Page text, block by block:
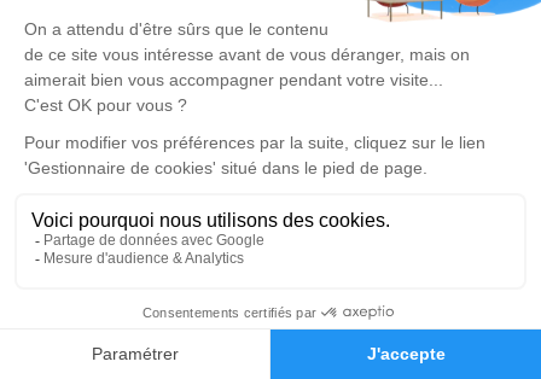
Faire-part Hommages
Un service de plantation d’arbre hommage estdisponible
lundi 22 janvier 2024 à 13h30
PASCAL MOSA Salle de cérémonie du
crématorium 2740 Route de Montmelas